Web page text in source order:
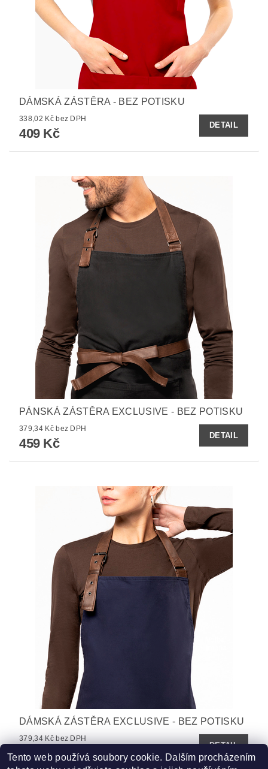
DÁMSKÁ ZÁSTĚRA - BEZ POTISKU
338,02 Kč bez DPH
409 Kč
DETAIL
PÁNSKÁ ZÁSTĚRA EXCLUSIVE - BEZ POTISKU
379,34 Kč bez DPH
459 Kč
DETAIL
DÁMSKÁ ZÁSTĚRA EXCLUSIVE - BEZ POTISKU
379,34 Kč bez DPH
459 Kč
DETAIL
Tento web používá soubory cookie. Dalším procházením